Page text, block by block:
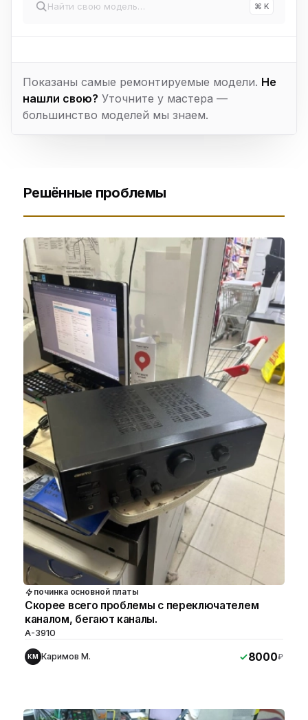
⌘ K
Показаны самые ремонтируемые модели. Не
нашли свою? Уточните у мастера —
большинство моделей мы знаем.
Решённые проблемы
починка основной платы
Скорее всего проблемы с переключателем
каналом, бегают каналы.
A-3910
КМ Каримов М. 8000₽